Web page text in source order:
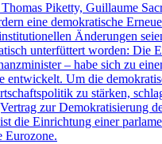
Piketty, Guillaume
eine demokratische
Änderungen
unterfüttert worden: Die
– habe sich zu
entwickelt. Um die
zu stärken,
zur Demokratisierung
die Einrichtung einer
Eurozone.